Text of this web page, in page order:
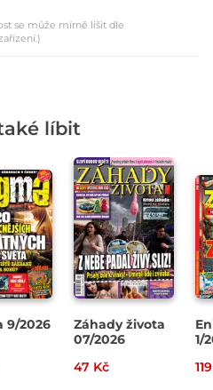
se může mírně lišit dle
líbit
9/2026
Záhady života
07/2026
47 Kč
1/